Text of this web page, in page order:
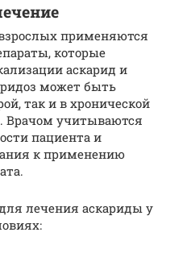
применяются
которые
аскарид и
может быть
так и в хронической
Врачом учитываются
пациента и
к применению
лечения аскариды у